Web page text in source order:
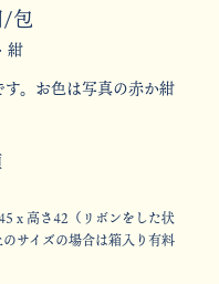
/包
紺
。お色は写真の赤か紺
ｘ高さ42（リボンをした状
サイズの場合は箱入り有料